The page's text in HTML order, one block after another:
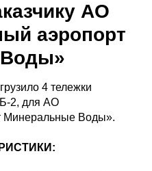
АО
аэропорт
4 тележки
2, для АО
Минеральные Воды».